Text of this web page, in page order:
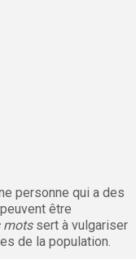
personne qui a des
être
motssert à vulgariser
de la population.